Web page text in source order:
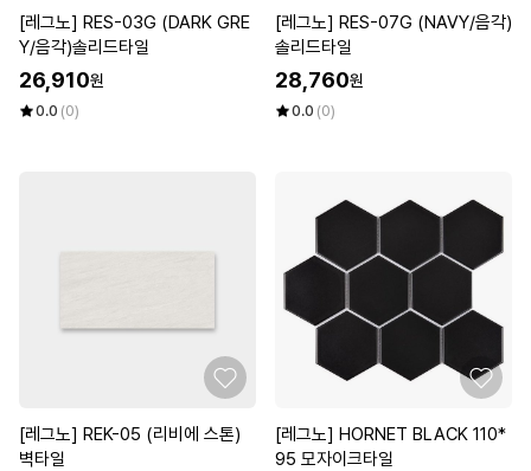
[레그노] RES-03G (DARK GRE
Y/음각)솔리드타일
26,910원
0.0 (0)
[레그노] RES-07G (NAVY/음각)
솔리드타일
28,760원
0.0 (0)
[레그노] REK-05 (리비에 스톤)
벽타일
[레그노] HORNET BLACK 110*
95 모자이크타일